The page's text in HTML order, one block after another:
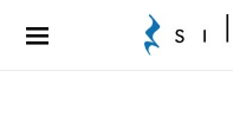
Search for: